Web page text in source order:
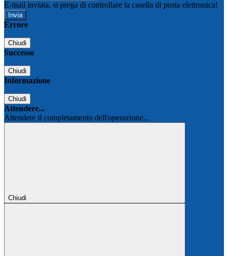
E-mail inviata, si prega di controllare la casella di posta elettronica!
Errore
Chiudi
Successo
Chiudi
Informazione
Chiudi
Attendere...
Attendere il completamento dell'operazione...
Chiudi